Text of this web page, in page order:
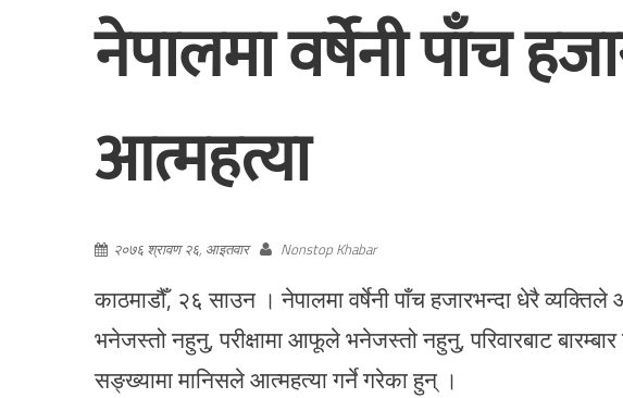
नेपालमा वर्षेनी पाँच
आत्महत्या
२०७६ श्रावण २६, आइतवार Nonstop Khabar
काठमाडौँ, २६ साउन । नेपालमा वर्षेनी पाँच हजारभन्दा धेरै
भनेजस्तो नहुनु, परीक्षामा आफूले भनेजस्तो नहुनु, परिवारबाट
सङ्ख्यामा मानिसले आत्महत्या गर्ने गरेका हुन् ।